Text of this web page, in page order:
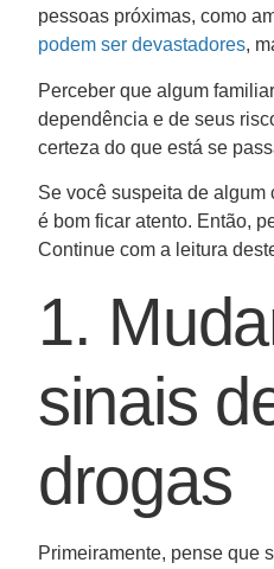
pessoas próximas, como
podem ser devastadores,
Perceber que algum
dependência e de seus
certeza do que está se
Se você suspeita de algum
é bom ficar atento. Então,
Continue com a leitura
1.
sinais
drogas
Primeiramente, pense que